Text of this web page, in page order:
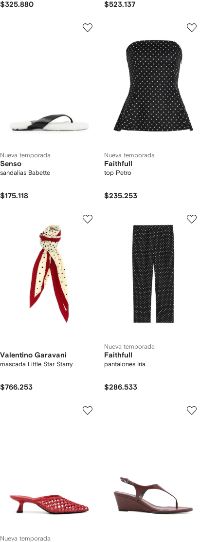
$325.880 $523.137
Nueva temporada
Senso
sandalias Babette
$175.118
Nueva temporada
Faithfull
top Petro
$235.253
Valentino Garavani
mascada Little Star Starry
$766.253
Nueva temporada
Faithfull
pantalones Iria
$286.533
Nueva temporada